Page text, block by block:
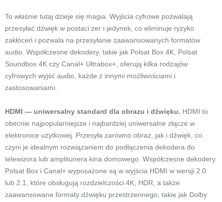
To właśnie tutaj dzieje się magia. Wyjścia cyfrowe pozwalają
przesyłać dźwięk w postaci zer i jedynek, co eliminuje ryzyko
zakłóceń i pozwala na przesyłanie zaawansowanych formatów
audio. Współczesne dekodery, takie jak Polsat Box 4K, Polsat
Soundbox 4K czy Canal+ Ultrabox+, oferują kilka rodzajów
cyfrowych wyjść audio, każde z innymi możliwościami i
zastosowaniami.
HDMI — uniwersalny standard dla obrazu i dźwięku. HDMI to
obecnie najpopularniejsze i najbardziej uniwersalne złącze w
elektronice użytkowej. Przesyła zarówno obraz, jak i dźwięk, co
czyni je idealnym rozwiązaniem do podłączenia dekodera do
telewizora lub amplitunera kina domowego. Współczesne dekodery
Polsat Box i Canal+ wyposażone są w wyjścia HDMI w wersji 2.0
lub 2.1, które obsługują rozdzielczości 4K, HDR, a także
zaawansowane formaty dźwięku przestrzennego, takie jak Dolby